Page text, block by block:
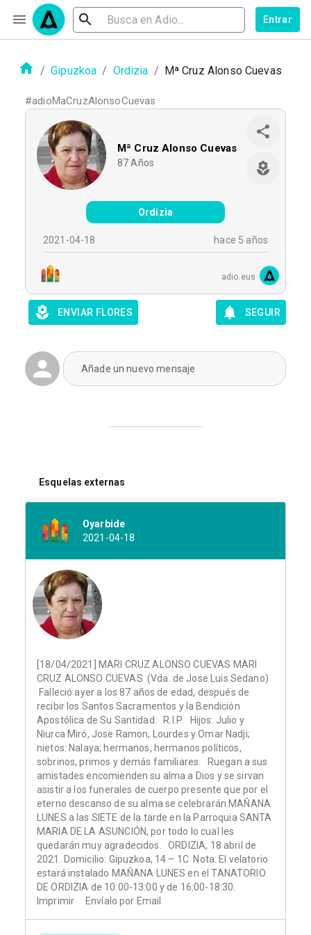
Entrar
/ Gipuzkoa / Ordizia / Mª Cruz Alonso Cuevas
#adioMaCruzAlonsoCuevas
Mª Cruz Alonso Cuevas
87 Años
Ordizia
2021-04-18 hace 5 años
adio.eus
ENVIAR FLORES SEGUIR
Añade un nuevo mensaje
Esquelas externas
Oyarbide
2021-04-18
[18/04/2021] MARI CRUZ ALONSO CUEVAS MARI
CRUZ ALONSO CUEVAS (Vda. de Jose Luis Sedano)
Falleció ayer a los 87 años de edad, después de
recibir los Santos Sacramentos y la Bendición
Apostólica de Su Santidad. R.I.P. Hijos: Julio y
Niurca Miró, Jose Ramon, Lourdes y Omar Nadji;
nietos: Nalaya; hermanos, hermanos políticos,
sobrinos, primos y demás familiares. Ruegan a sus
amistades encomienden su alma a Dios y se sirvan
asistir a los funerales de cuerpo presente que por el
eterno descanso de su alma se celebrarán MAÑANA
LUNES a las SIETE de la tarde en la Parroquia SANTA
MARIA DE LA ASUNCIÓN, por todo lo cual les
quedarán muy agradecidos. ORDIZIA, 18 abril de
2021. Domicilio: Gipuzkoa, 14 – 1C Nota: El velatorio
estará instalado MAÑANA LUNES en el TANATORIO
DE ORDIZIA de 10:00-13:00 y de 16:00-18:30.
Imprimir Envíalo por Email